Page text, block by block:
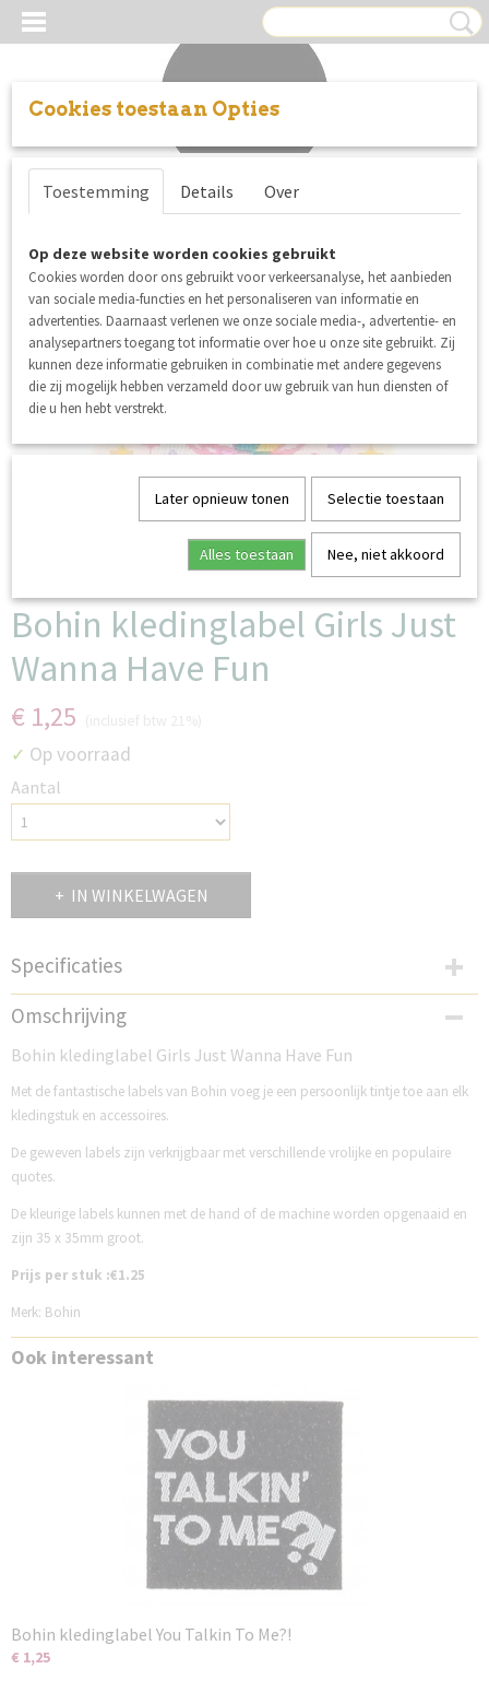
Inloggen Registreren
Bohin kledinglabel Girls Just
Wanna Have Fun
€ 1,25
✓ Op voorraad
Aantal
IN WINKELWAGEN
Specificaties
Productcode
B71023G
Omschrijving
Bohin kledinglabel Girls Just Wanna Have Fun
Met de fantastische labels van Bohin voeg je een persoonlijk tintje toe aan elk
kledingstuk en accessoires.
De geweven labels zijn verkrijgbaar met verschillende vrolijke en populaire
quotes.
De kleurige labels kunnen met de hand of de machine worden opgenaaid en
zijn 35 x 35mm groot.
Prijs per stuk :€1.25
Merk: Bohin
Ook interessant
Bohin kledinglabel You Talkin To Me?!
€ 1,25
Cookies toestaan Opties
Toestemming Details Over
Op deze website worden cookies gebruikt
Cookies worden door ons gebruikt voor verkeersanalyse, het aanbieden
van sociale media-functies en het personaliseren van informatie en
advertenties. Daarnaast verlenen we onze sociale media-, advertentie- en
analysepartners toegang tot informatie over hoe u onze site gebruikt. Zij
kunnen deze informatie gebruiken in combinatie met andere gegevens
die zij mogelijk hebben verzameld door uw gebruik van hun diensten of
die u hen hebt verstrekt.
Later opnieuw tonen Selectie toestaan
Alles toestaan Nee, niet akkoord